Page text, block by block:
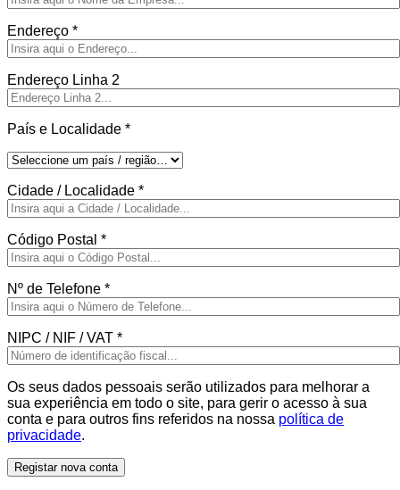
Endereço *
Endereço Linha 2
País e Localidade *
Cidade / Localidade *
Código Postal *
Nº de Telefone *
NIPC / NIF / VAT *
Os seus dados pessoais serão utilizados para melhorar a
sua experiência em todo o site, para gerir o acesso à sua
conta e para outros fins referidos na nossa política de
privacidade.
Registar nova conta